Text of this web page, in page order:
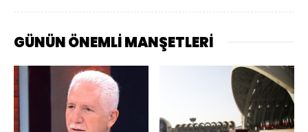
GÜNÜN ÖNEMLİ MANŞETLERİ